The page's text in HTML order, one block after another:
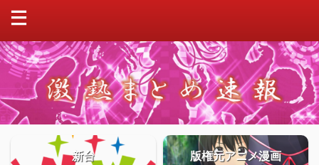
新台 版権元アニメ漫画